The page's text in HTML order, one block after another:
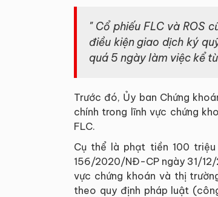
" Cổ phiếu FLC và ROS
điều kiện giao dịch ký
quá 5 ngày làm việc kể
Trước đó, Ủy ban Chứng
chính trong lĩnh vực chứng
FLC.
Cụ thể là phạt tiền 100
156/2020/NĐ-CP ngày 31/12/
vực chứng khoán và thị
theo quy định pháp luật